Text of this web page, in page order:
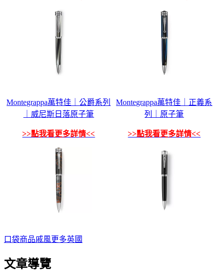
Montegrappa萬特佳｜公爵系列
｜威尼斯日落原子筆
>>點我看更多詳情<<
Montegrappa萬特佳｜正義系
列｜原子筆
>>點我看更多詳情<<
口袋商品戚風更多英國
文章導覽